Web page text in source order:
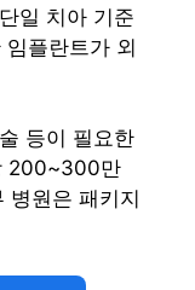
일 치아 기준
플란트가 외
등이 필요한
200~300만
병원은 패키지